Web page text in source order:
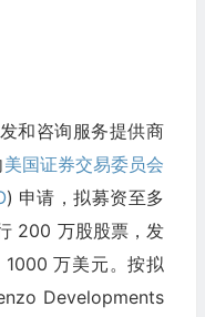
和咨询服务提供商
美国证券交易委员会
) 申请，拟募资至多
200 万股股票，发
万美元。按拟
Developments